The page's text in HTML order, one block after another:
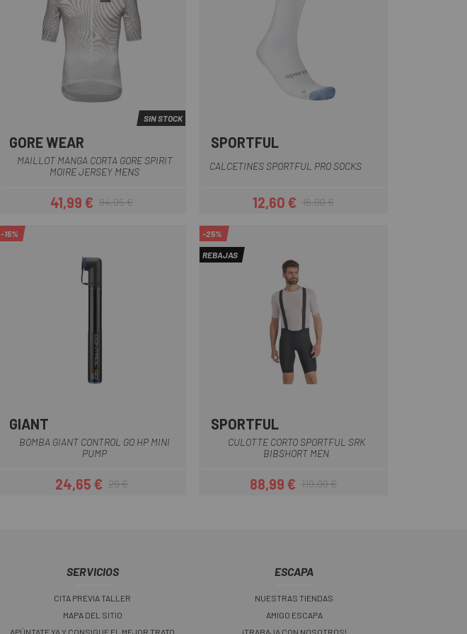
Blanco-Gris
SIN STOCK
GORE WEAR
MAILLOT MANGA CORTA GORE SPIRIT
MOIRE JERSEY MENS
Precio
41,99 €Precio regular
84,95 €
SPORTFUL
CALCETINES SPORTFUL PRO SOCKS
Precio
12,60 €Precio regular
16,90 €
-15%
GIANT
BOMBA GIANT CONTROL GO HP MINI
PUMP
Precio
24,65 €Precio regular
29 €
-25%
REBAJAS
SPORTFUL
CULOTTE CORTO SPORTFUL SRK
BIBSHORT MEN
Precio
88,99 €Precio regular
119,90 €
SERVICIOS
CITA PREVIA TALLER
MAPA DEL SITIO
APÚNTATE YA Y CONSIGUE EL MEJOR TRATO
ESCAPA
NUESTRAS TIENDAS
AMIGO ESCAPA
¡TRABAJA CON NOSOTROS!